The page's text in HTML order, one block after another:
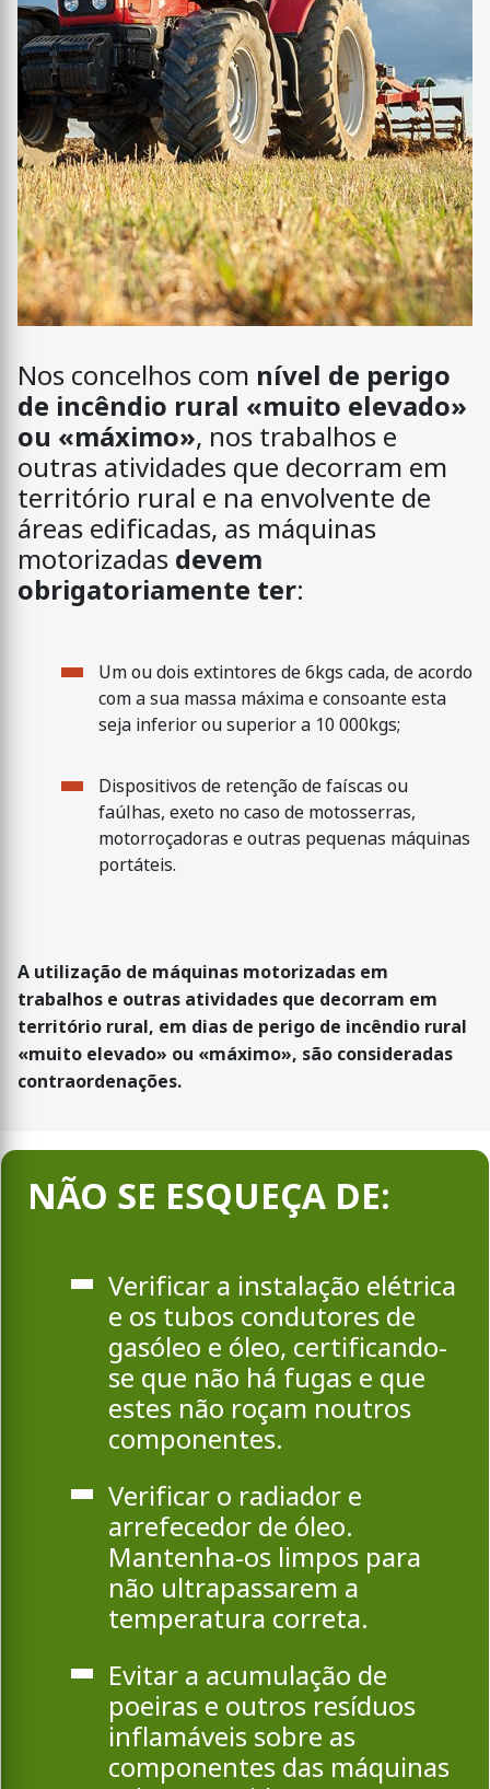
Nos concelhos com nível de perigo
de incêndio rural «muito elevado»
ou «máximo», nos trabalhos e
outras atividades que decorram em
território rural e na envolvente de
áreas edificadas, as máquinas
motorizadas devem
obrigatoriamente ter:
Um ou dois extintores de 6kgs cada, de acordo
com a sua massa máxima e consoante esta
seja inferior ou superior a 10 000kgs;
Dispositivos de retenção de faíscas ou
faúlhas, exeto no caso de motosserras,
motorroçadoras e outras pequenas máquinas
portáteis.
A utilização de máquinas motorizadas em
trabalhos e outras atividades que decorram em
território rural, em dias de perigo de incêndio rural
«muito elevado» ou «máximo», são consideradas
contraordenações.
NÃO SE ESQUEÇA DE:
Verificar a instalação elétrica
e os tubos condutores de
gasóleo e óleo, certificando-
se que não há fugas e que
estes não roçam noutros
componentes.
Verificar o radiador e
arrefecedor de óleo.
Mantenha-os limpos para
não ultrapassarem a
temperatura correta.
Evitar a acumulação de
poeiras e outros resíduos
inflamáveis sobre as
componentes das máquinas